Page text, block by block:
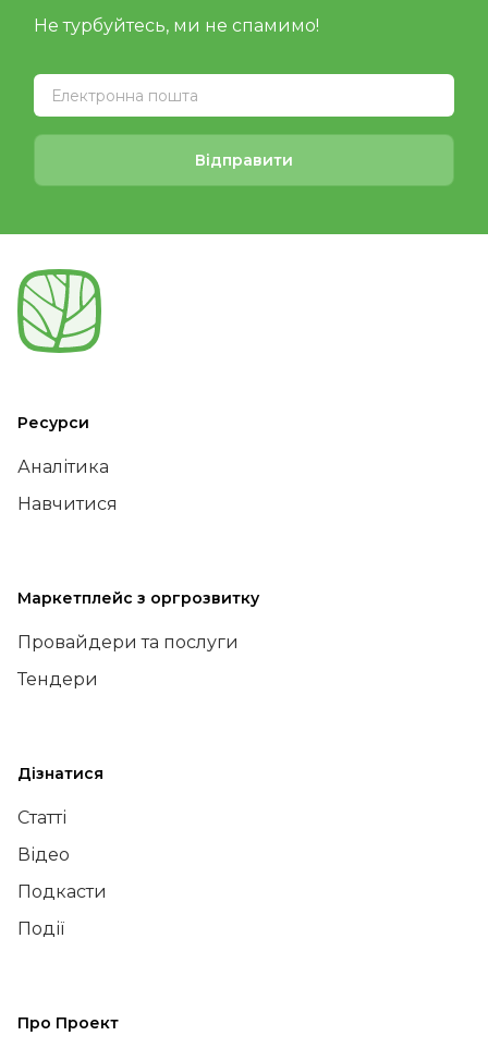
Не турбуйтесь, ми не спамимо!
Відправити
Ресурси
Аналітика
Навчитися
Маркетплейс з оргрозвитку
Провайдери та послуги
Тендери
Дізнатися
Статті
Відео
Подкасти
Події
Про Проект